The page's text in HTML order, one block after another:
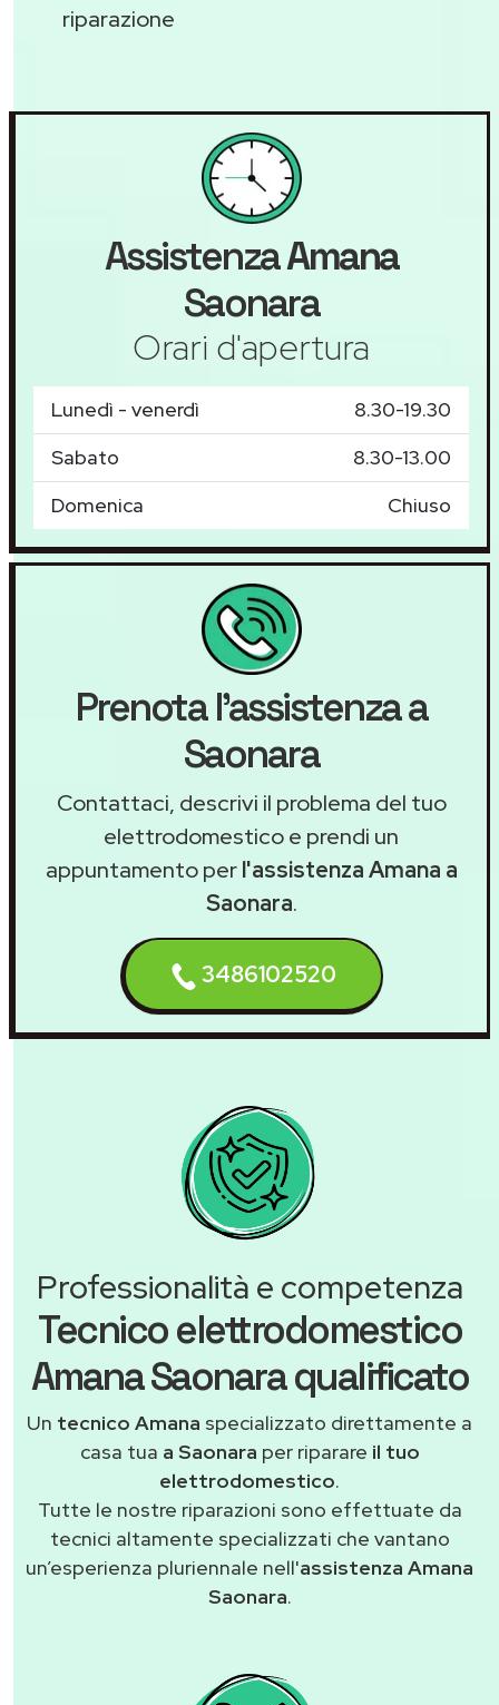
riparazione
AssistenzaAmana
Saonara
Orari d'apertura
Lunedì - venerdì
8.30-19.30
Sabato
8.30-13.00
Domenica
Chiuso
Prenota l'assistenza a
Saonara
Contattaci, descrivi il problema del tuo
elettrodomestico e prendi un
appuntamento perl'assistenza Amana a
Saonara.
3486102520
Professionalità e competenza
Tecnico elettrodomestico
Amana Saonara qualificato
Un tecnico Amana specializzato direttamente a
casa tua a Saonara per riparare il tuo
elettrodomestico.
Tutte le nostre riparazioni sono effettuate da
tecnici altamente specializzati che vantano
un’esperienza pluriennale nell'assistenza Amana
Saonara.